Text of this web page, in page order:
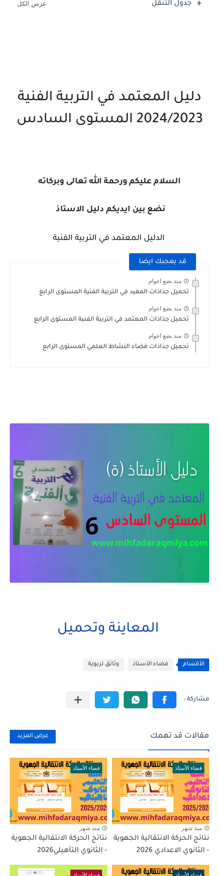
جدول التنقل
دليل المعتمد في التربية الفنية
2024/2023 المستوى السادس
السلام عليكم ورحمة الله تعالى وبركاته
نضع بين ايديكم دليل الاستاذ
الدليل المعتمد في التربية الفنية
قد يعجبك ايضا
منذ بضع اعوام
تحميل جذاذات المفيد في التربية الفنية المستوى الرابع
منذ بضع اعوام
تحميل جذاذات المعتمد في التربية الفنية المستوى الرابع
منذ بضع اعوام
تحميل جذاذات فضاء النشاط العلمي المستوى الرابع
المعاينة وتحميل
الأقسام فضاء الأستاذ وثائق تربوية
مقالات قد تهمك عرض المزيد
فضاء الأستاذ
منذ شهر
نتائج الحركة الانتقالية الجهوية
- الثانوي الاعدادي 2026
فضاء الأستاذ
منذ شهر
نتائج الحركة الانتقالية الجهوية
- الثانوي التأهيلي2026